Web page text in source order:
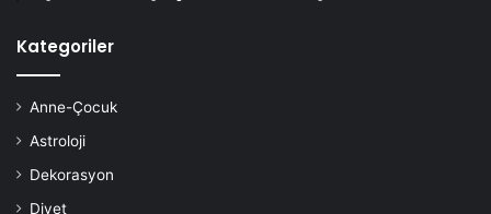
Gün sonunda, evinizin bu özel köşesi hem sizi hem de
misafirlerinizi etkileyecek kadar çarpıcı olabilir. Siz de bu
önerileri uygulayarak
geçirebilirsiniz.
Kategoriler
Anne-Çocuk
Astroloji
Dekorasyon
Diyet